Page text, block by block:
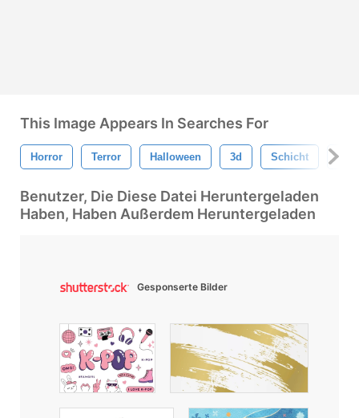
This Image Appears In Searches For
Horror Terror Halloween 3d Schicht Text
Benutzer, Die Diese Datei Heruntergeladen
Haben, Haben Außerdem Heruntergeladen
Gesponserte Bilder